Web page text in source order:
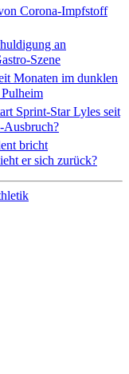
Corona-Impfstoff
an
Szene
Monaten im dunklen
Sprint-Star Lyles seit
Ausbruch?
bricht
er sich zurück?